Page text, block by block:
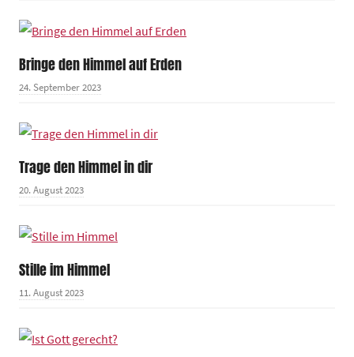
Bringe den Himmel auf Erden
24. September 2023
Trage den Himmel in dir
20. August 2023
Stille im Himmel
11. August 2023